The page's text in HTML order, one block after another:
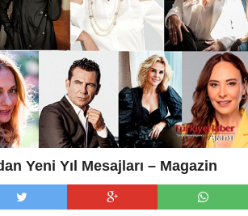
Yeni Yıl Mesajları – Magazin